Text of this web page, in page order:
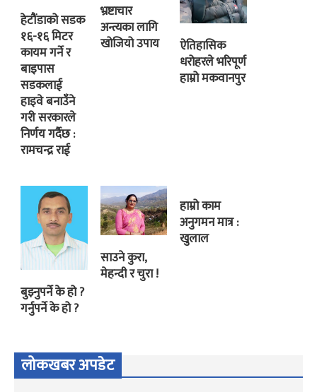
हेटौंडाको सडक
१६-१६ मिटर
कायम गर्ने र
बाइपास
सडकलाई
हाइवे बनाउँने
गरी सरकारले
निर्णय गर्दैछ :
रामचन्द्र राई
भ्रष्टाचार
अन्त्यका लागि
खोजियो उपाय
ऐतिहासिक
धरोहरले भरिपूर्ण
हाम्रो मकवानपुर
बुझ्नुपर्ने के हो ?
गर्नुपर्ने के हो ?
साउने कुरा,
मेहन्दी र चुरा !
हाम्रो काम
अनुगमन मात्र :
खुलाल
लोकखबर अपडेट